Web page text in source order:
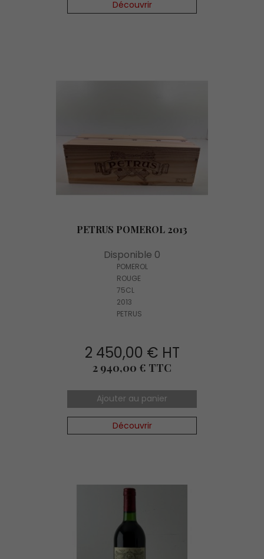
Découvrir
PETRUS POMEROL 2013
Disponible 0
POMEROL
ROUGE
75CL
2013
PETRUS
2 450,00 € HT
Prix
2 940,00 € TTC
Ajouter au panier
Découvrir